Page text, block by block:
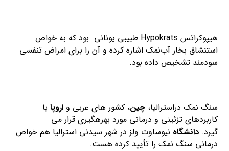
هیپوکراتس Hypokrats طبیبی یونانی بود که به خواص
استنشاق بخار آب‌نمک اشاره کرده و آن را برای امراض تنفسی
سودمند تشخیص داده بود.
سنگ نمک دراسترالیا،چین، کشور های عربی واروپا با
کاربردهای تزئینی و درمانی مورد بهرهگیری قرار می
گیرد.دانشگاه نیوساوت ولز در شهر سیدنی استرالیا هم خواص
درمانی سنگ نمک را تأیید کرده هست.